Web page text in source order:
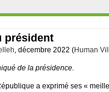
président
, décembre 2022 (Human
de la présidence.
a exprimé ses «